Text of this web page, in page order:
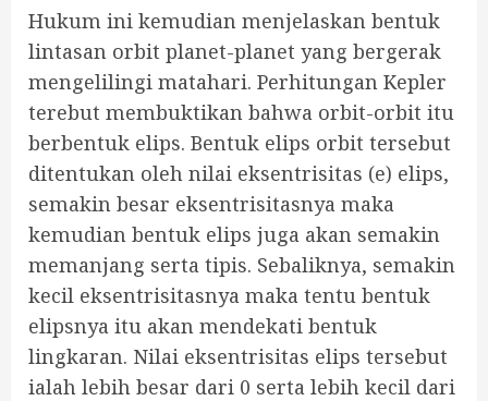
Hukum ini kemudian menjelaskan bentuk
lintasan orbit planet-planet yang bergerak
mengelilingi matahari. Perhitungan Kepler
terebut membuktikan bahwa orbit-orbit itu
berbentuk elips. Bentuk elips orbit tersebut
ditentukan oleh nilai eksentrisitas (e) elips,
semakin besar eksentrisitasnya maka
kemudian bentuk elips juga akan semakin
memanjang serta tipis. Sebaliknya, semakin
kecil eksentrisitasnya maka tentu bentuk
elipsnya itu akan mendekati bentuk
lingkaran. Nilai eksentrisitas elips tersebut
ialah lebih besar dari 0 serta lebih kecil dari